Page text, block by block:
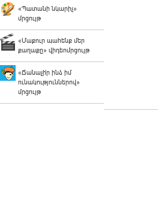
«Պատանի նկարիչ»
մրցույթ
«Մաքուր պահենք մեր
քաղաքը» վիդեոմրցույթ
«Ճանաչի՛ր ինձ իմ
ունակություններով»
մրցույթ